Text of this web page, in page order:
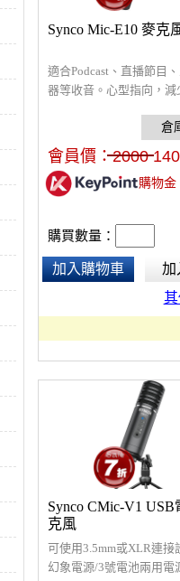
Synco Mic-E10 麥克
適合Podcast、直播節目
器等收音。心型指向，減
方的音頻拾取。鋁合金
強的抗干擾能力，支援
源及3號1.5V電池，適用
內採訪、現場直播和紀
會員價：2000
購物金
購買數量：
加入購物車
加
Synco CMic-V1 USB
克風
可使用3.5mm或XLR連接
幻象電源/3號電池兩用電